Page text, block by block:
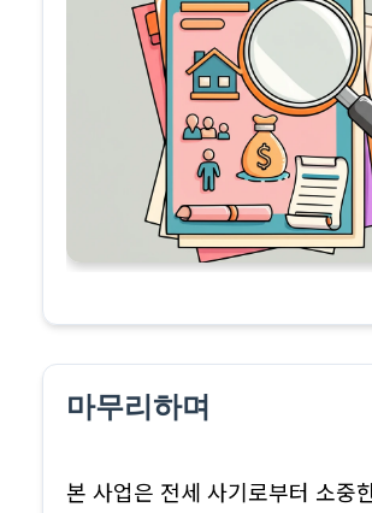
마무리하며
본 사업은 전세 사기로부터 소중